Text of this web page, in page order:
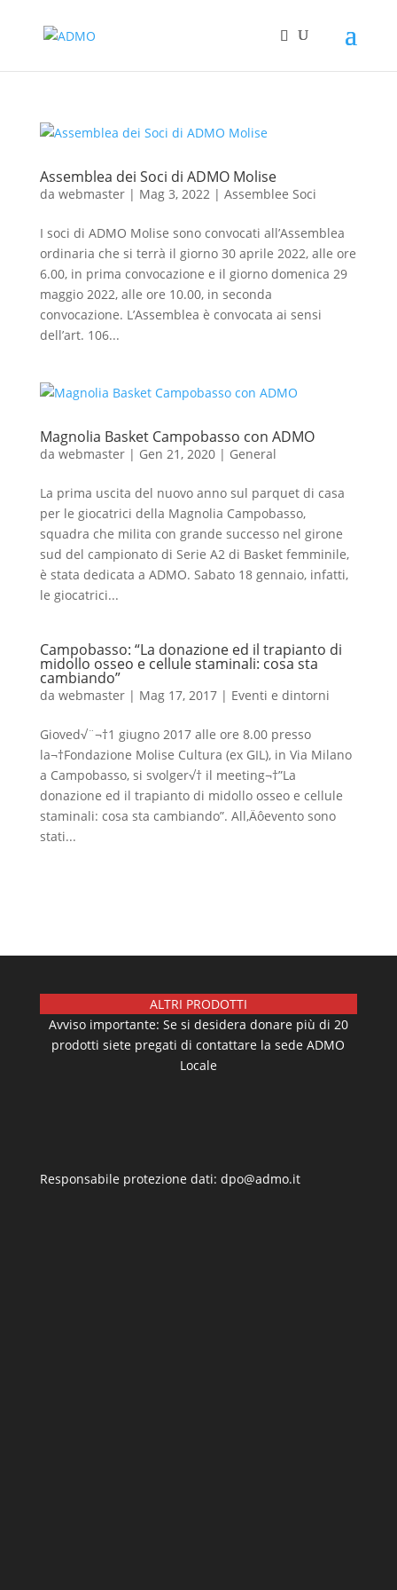
Assemblea dei Soci di ADMO Molise
da webmaster| Mag 3, 2022| Assemblee Soci
I soci di ADMO Molise sono convocati all’Assemblea
ordinaria che si terrà il giorno 30 aprile 2022, alle ore
6.00, in prima convocazione e il giorno domenica 29
maggio 2022, alle ore 10.00, in seconda
convocazione. L’Assemblea è convocata ai sensi
dell’art. 106...
Magnolia Basket Campobasso con ADMO
da webmaster| Gen 21, 2020| General
La prima uscita del nuovo anno sul parquet di casa
per le giocatrici della Magnolia Campobasso,
squadra che milita con grande successo nel girone
sud del campionato di Serie A2 di Basket femminile,
è stata dedicata a ADMO. Sabato 18 gennaio, infatti,
le giocatrici...
Campobasso: “La donazione ed il trapianto di
midollo osseo e cellule staminali: cosa sta
cambiando”
da webmaster| Mag 17, 2017| Eventi e dintorni
Gioved√¨¬†1 giugno 2017 alle ore 8.00 presso
la¬†Fondazione Molise Cultura (ex GIL), in Via Milano
a Campobasso, si svolger√† il meeting¬†”La
donazione ed il trapianto di midollo osseo e cellule
staminali: cosa sta cambiando”. All‚Äôevento sono
stati...
ALTRI PRODOTTI
Avviso importante: Se si desidera donare più di 20
prodotti siete pregati di contattare la sede ADMO
Locale
Responsabile protezione dati: dpo@admo.it